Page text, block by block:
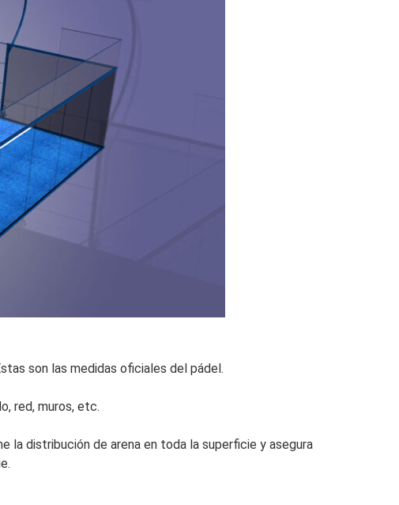
son las medidas oficiales del pádel.
red, muros, etc.
la distribución de arena en toda la superficie y asegura